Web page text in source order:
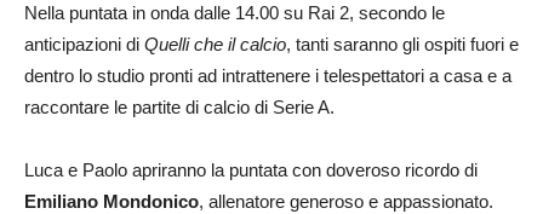
Nella puntata in onda dalle 14.00 su Rai 2, secondo le
anticipazioni di Quelli che il calcio, tanti saranno gli ospiti fuori e
dentro lo studio pronti ad intrattenere i telespettatori a casa e a
raccontare le partite di calcio di Serie A.
Luca e Paolo apriranno la puntata con doveroso ricordo di
Emiliano Mondonico, allenatore generoso e appassionato.